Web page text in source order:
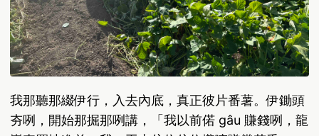
我那聽那綴伊行，入去內底，真正彼片番薯。伊鋤頭
夯咧，開始那掘那咧講，「我以前偌 gâu 賺錢咧，龍